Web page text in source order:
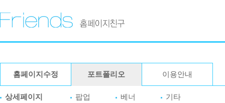
홈페이지수정 포트폴리오 이용안내
상세페이지 팝업 베너 기타